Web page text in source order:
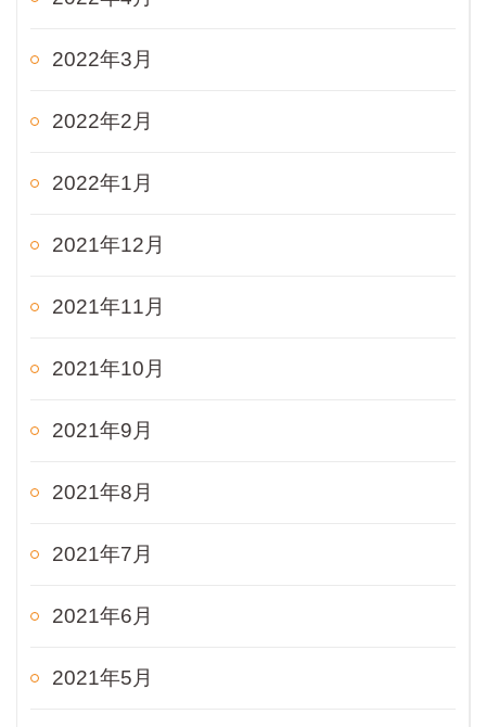
2022年3月
2022年2月
2022年1月
2021年12月
2021年11月
2021年10月
2021年9月
2021年8月
2021年7月
2021年6月
2021年5月